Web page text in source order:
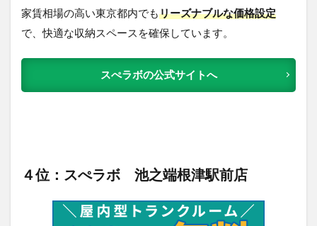
家賃相場の高い東京都内でもリーズナブルな価格設定
で、快適な収納スペースを確保しています。
スぺラボの公式サイトへ
４位：スぺラボ 池之端根津駅前店